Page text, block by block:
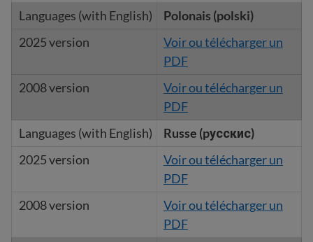
Polonais (polski)
Voir ou télécharger un
PDF
Voir ou télécharger un
PDF
Russe (pусскис)
Voir ou télécharger un
PDF
Voir ou télécharger un
PDF